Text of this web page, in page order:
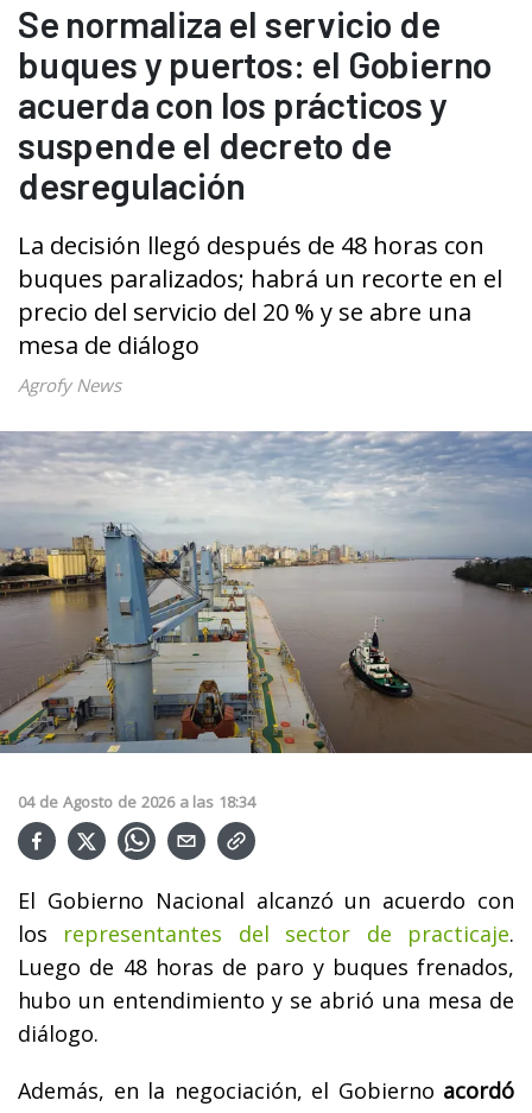
Se normaliza el servicio de
buques y puertos: el Gobierno
acuerda con los prácticos y
suspende el decreto de
desregulación
La decisión llegó después de 48 horas con
buques paralizados; habrá un recorte en el
precio del servicio del 20 % y se abre una
mesa de diálogo
Agrofy News
04 de Agosto de 2026 a las 18:34
El Gobierno Nacional alcanzó un acuerdo con
los representantes del sector de practicaje.
Luego de 48 horas de paro y buques frenados,
hubo un entendimiento y se abrió una mesa de
diálogo.
Además, en la negociación, el Gobierno acordó